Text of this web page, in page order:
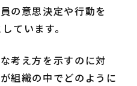
の意思決定や行動を
ています。
考え方を示すのに対
組織の中でどのように